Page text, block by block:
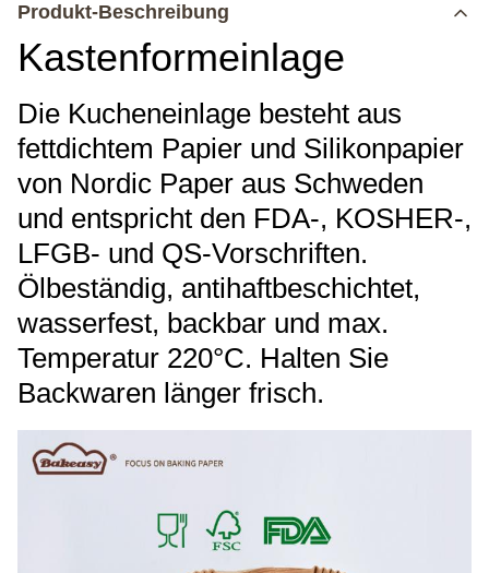
Produkt-Beschreibung
Kastenformeinlage
Die Kucheneinlage besteht aus
fettdichtem Papier und Silikonpapier
von Nordic Paper aus Schweden
und entspricht den FDA-, KOSHER-,
LFGB- und QS-Vorschriften.
Ölbeständig, antihaftbeschichtet,
wasserfest, backbar und max.
Temperatur 220°C. Halten Sie
Backwaren länger frisch.